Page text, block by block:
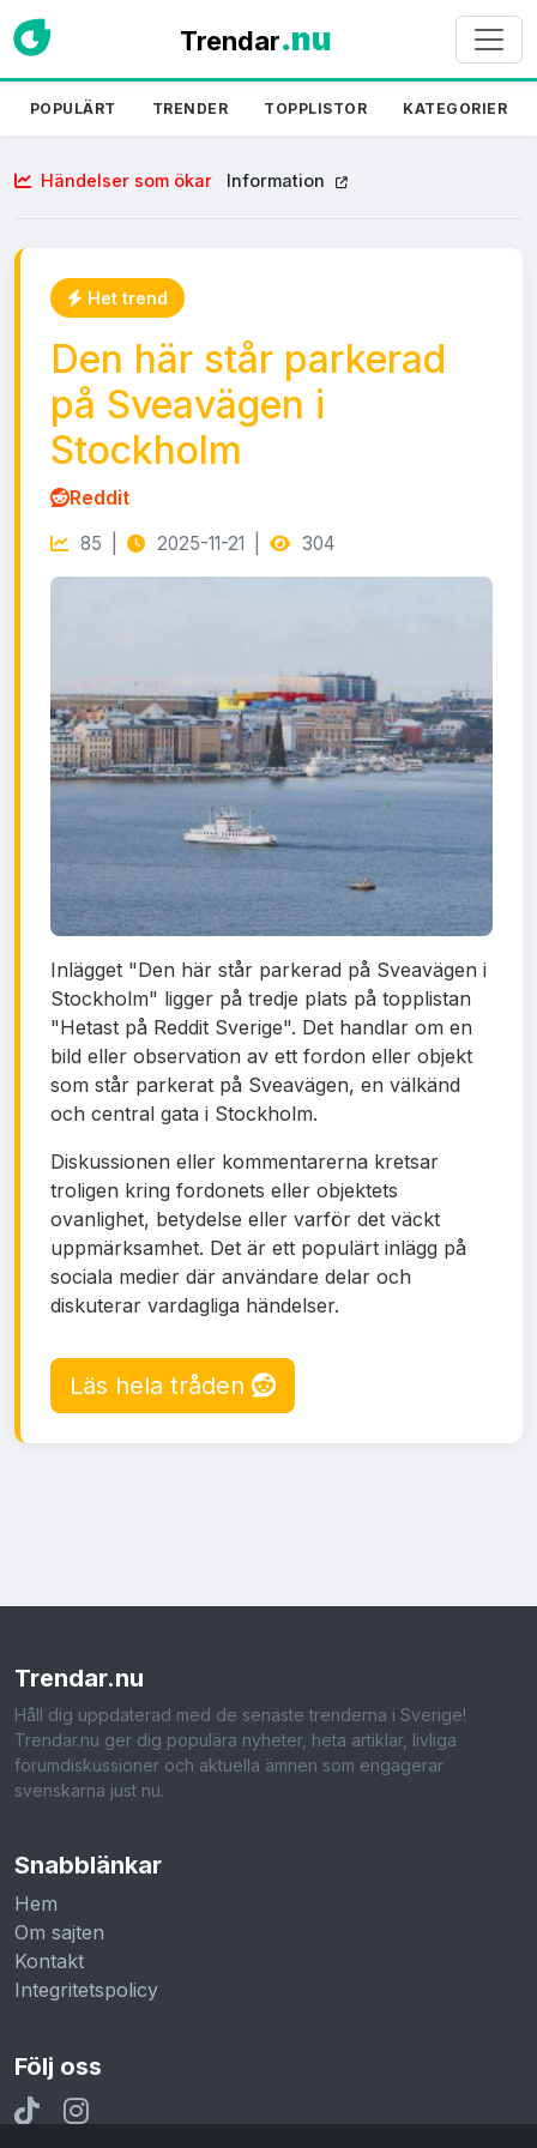
Trendar.nu
POPULÄRT TRENDER TOPPLISTOR KATEGORIER
Händelser som ökar Information
Het trend
Den här står parkerad
på Sveavägen i
Stockholm
Reddit
85 | 2025-11-21 | 304
Inlägget "Den här står parkerad på Sveavägen i
Stockholm" ligger på tredje plats på topplistan
"Hetast på Reddit Sverige". Det handlar om en
bild eller observation av ett fordon eller objekt
som står parkerat på Sveavägen, en välkänd
och central gata i Stockholm.
Diskussionen eller kommentarerna kretsar
troligen kring fordonets eller objektets
ovanlighet, betydelse eller varför det väckt
uppmärksamhet. Det är ett populärt inlägg på
sociala medier där användare delar och
diskuterar vardagliga händelser.
Läs hela tråden
Trendar.nu
Håll dig uppdaterad med de senaste trenderna i Sverige!
Trendar.nu ger dig populära nyheter, heta artiklar, livliga
forumdiskussioner och aktuella ämnen som engagerar
svenskarna just nu.
Snabblänkar
Hem
Om sajten
Kontakt
Integritetspolicy
Följ oss